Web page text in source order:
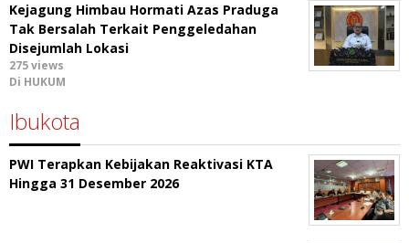
Kejagung Himbau Hormati Azas Praduga
Tak Bersalah Terkait Penggeledahan
Disejumlah Lokasi
275 views
Di HUKUM
Ibukota
PWI Terapkan Kebijakan Reaktivasi KTA
Hingga 31 Desember 2026